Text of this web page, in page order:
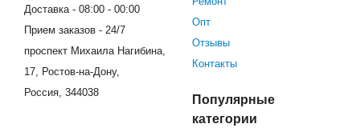
Доставка - 08:00 - 00:00
Прием заказов - 24/7
проспект Михаила Нагибина,
17, Ростов-на-Дону,
Россия, 344038
Опт
Отзывы
Контакты
Популярные
категории